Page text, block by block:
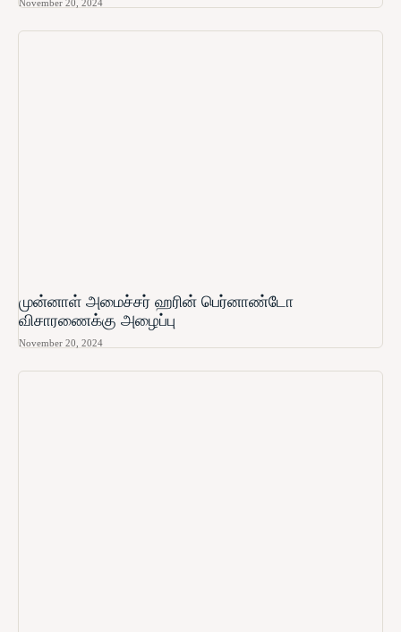
November 20, 2024
முன்னாள் அமைச்சர் ஹரின் பெர்னாண்டோ​
விசாரணைக்கு அழைப்பு
November 20, 2024